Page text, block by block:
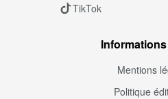
TikTok
Mentions
Politique